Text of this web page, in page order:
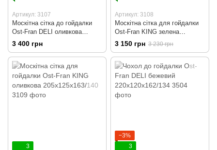
Артикул: 3107
Москітна сітка до гойдалки
Ost-Fran DELI оливкова
220х120х162/134
3 400 грн
Артикул: 3108
Москітна сітка для гойдалки
Ost-Fran KING зелена
205х125х163/140
3 150 грн 3 230 грн
3
−3%
3